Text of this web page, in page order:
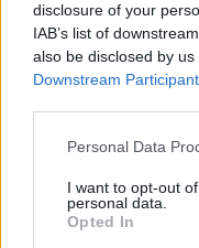
disclosure of your
IAB’s list of
also be disclosed by
Downstream
Personal Data
I want to opt-out
personal data.
Opted In
πράξη ανθρωπιάς
Κ.Υ Τρίπολης